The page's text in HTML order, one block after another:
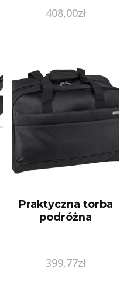
408,00zł
Praktyczna torba
podróżna
399,77zł